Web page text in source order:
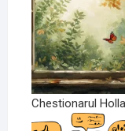
Chestionarul